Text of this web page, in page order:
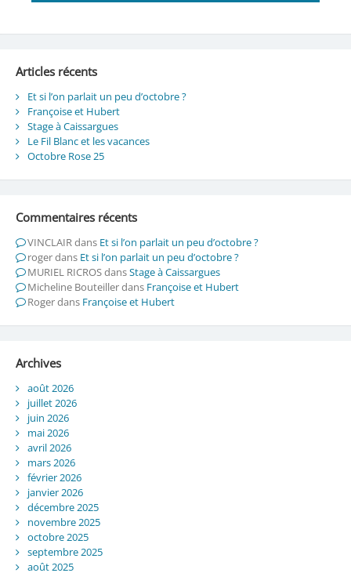
Articles récents
Et si l’on parlait un peu d’octobre ?
Françoise et Hubert
Stage à Caissargues
Le Fil Blanc et les vacances
Octobre Rose 25
Commentaires récents
VINCLAIRdans Et si l’on parlait un peu d’octobre ?
rogerdans Et si l’on parlait un peu d’octobre ?
MURIEL RICROSdansStage à Caissargues
Micheline Bouteillerdans Françoise et Hubert
Rogerdans Françoise et Hubert
Archives
août 2026
juillet 2026
juin 2026
mai 2026
avril 2026
mars 2026
février 2026
janvier 2026
décembre 2025
novembre 2025
octobre 2025
septembre 2025
août 2025